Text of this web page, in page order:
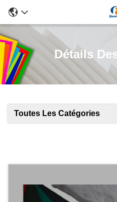
Détails
Toutes Les Catégories